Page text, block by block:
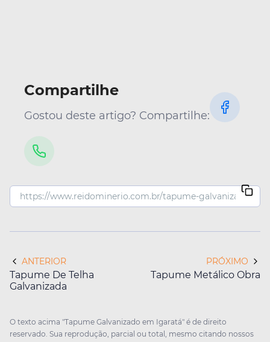
Compartilhe
Gostou deste artigo? Compartilhe:
ANTERIOR
Tapume De Telha
Galvanizada
PRÓXIMO
Tapume Metálico Obra
O texto acima "Tapume Galvanizado em Igaratá" é de direito
reservado. Sua reprodução, parcial ou total, mesmo citando nossos